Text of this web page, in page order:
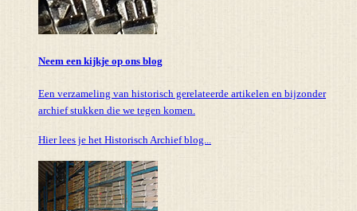
Neem een kijkje op ons blog
Een verzameling van historisch gerelateerde artikelen en bijzonder
archief stukken die we tegen komen.
Hier lees je het Historisch Archief blog...